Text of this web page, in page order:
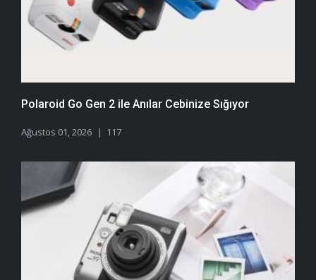
Polaroid Go Gen 2 ile Anılar Cebinize Sığıyor
Ağustos 01, 2026 117